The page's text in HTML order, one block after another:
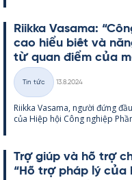
Riikka Va­sama:
cao hiểu biết và
từ quan điểm của
Thể
loại
Tin tức
13.8.2024
Riikka Va­sama, người đứng
của Hiệp hội Công ng­hiệp
Trợ giúp và hỗ trợ
“Hỗ trợ pháp lý